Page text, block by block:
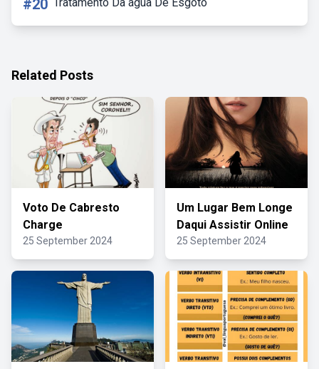
#20
Related Posts
Voto De Cabresto
Charge
25 September 2024
Um Lugar Bem Longe
Daqui Assistir Online
25 September 2024